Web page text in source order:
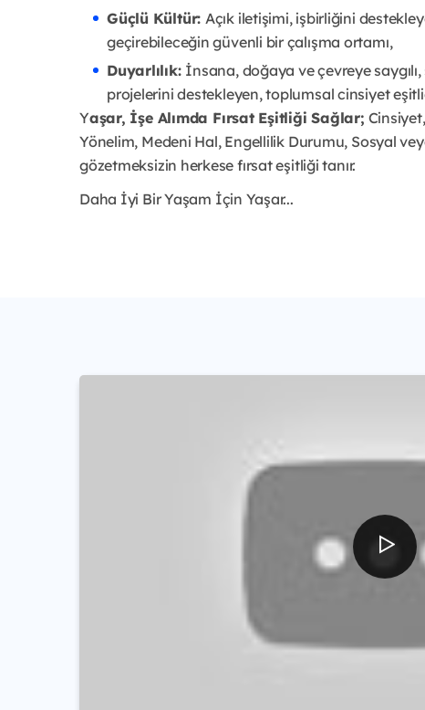
Güçlü Kültür: Açık iletişimi, işbirliğini
geçirebileceğin güvenli bir çalışma ortamı,
Duyarlılık: İnsana, doğaya ve çevreye
projelerini destekleyen, toplumsal cinsiyet
Yaşar, İşe Alımda Fırsat Eşitliği Sağlar;
Yönelim, Medeni Hal, Engellilik Durumu, Sosyal
gözetmeksizin herkese fırsat eşitliği tanır.
Daha İyi Bir Yaşam İçin Yaşar...